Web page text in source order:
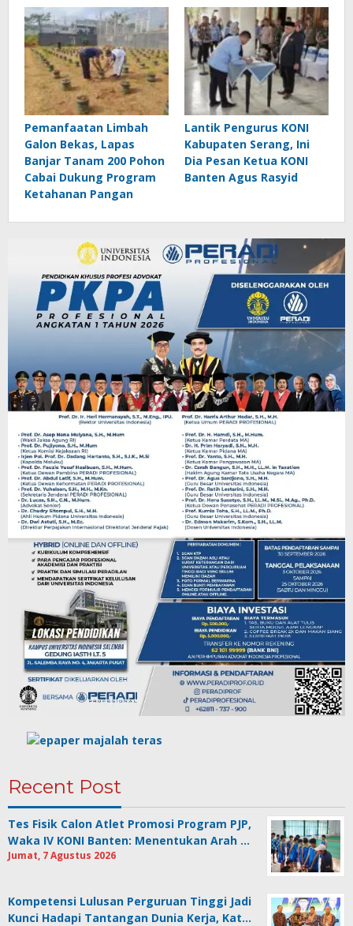
Pemanfaatan Limbah
Galon Bekas, Lapas
Banjar Tanam 200 Pohon
Cabai Dukung Program
Ketahanan Pangan
Lantik Pengurus KONI
Kabupaten Serang, Ini
Dia Pesan Ketua KONI
Banten Agus Rasyid
Recent Post
Tes Fisik Calon Atlet Promosi Program PJP,
Waka IV KONI Banten: Menentukan Arah …
Jumat, 7 Agustus 2026
Kompetensi Lulusan Perguruan Tinggi Jadi
Kunci Hadapi Tantangan Dunia Kerja, Kat…